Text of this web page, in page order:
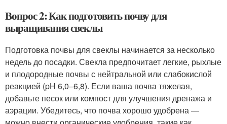
Вопрос 2: Как подготовить почву для
выращивания свеклы
Подготовка почвы для свеклы начинается за несколько
недель до посадки. Свекла предпочитает легкие, рыхлые
и плодородные почвы с нейтральной или слабокислой
реакцией (pH 6,0–6,8). Если ваша почва тяжелая,
добавьте песок или компост для улучшения дренажа и
аэрации. Убедитесь, что почва хорошо удобрена —